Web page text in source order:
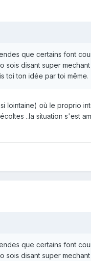
que certains font
disant super
toi ton idée par toi même.
où le proprio
..la situation s'est
que certains font
disant super